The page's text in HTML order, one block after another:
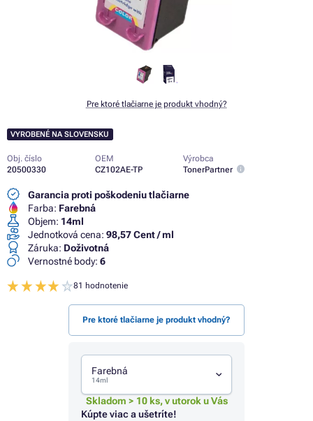
Pre ktoré tlačiarne je produkt vhodný?
VYROBENÉ NA SLOVENSKU
Obj. číslo
20500330
OEM
CZ102AE-TP
Výrobca
TonerPartner
Garancia proti poškodeniu tlačiarne
Farba: Farebná
Objem: 14ml
Jednotková cena: 98,57 Cent / ml
Záruka: Doživotná
Vernostné body: 6
81 hodnotenie
Pre ktoré tlačiarne je produkt vhodný?
Farebná
14ml
Skladom > 10 ks, v utorok u Vás
Kúpte viac a ušetríte!